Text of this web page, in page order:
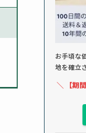
お手頃な
地を確立
＼ 【期